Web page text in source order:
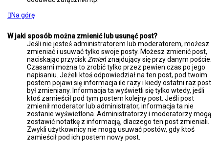
Na górę
W jaki sposób można zmienić lub usunąć post?
Jeśli nie jesteś administratorem lub moderatorem, możesz
zmieniać i usuwać tylko swoje posty. Możesz zmienić post,
naciskając przyciskZmieńznajdujący się przy danym poście.
Czasami można to zrobić tylko przez pewien czas po jego
napisaniu. Jeżeli ktoś odpowiedział na ten post, pod twoim
postem pojawi się informacja ile razy i kiedy ostatni raz post
był zmieniany. Informacja ta wyświetli się tylko wtedy, jeśli
ktoś zamieścił pod tym postem kolejny post. Jeśli post
zmienił moderator lub administrator, informacja ta nie
zostanie wyświetlona. Administratorzy i moderatorzy mogą
zostawić notatkę z informacją, dlaczego ten post zmieniali.
Zwykli użytkownicy nie mogą usuwać postów, gdy ktoś
zamieścił pod ich postem nowy post.